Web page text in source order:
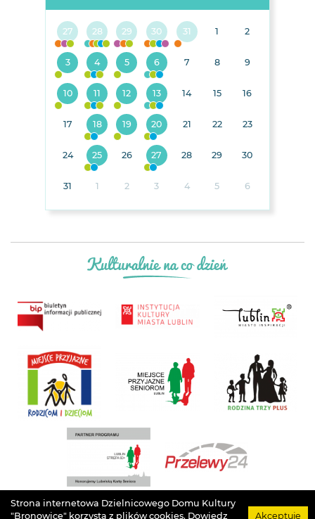
27 28 29 30 31 1 2
3 4 5 6 7 8 9
10 11 12 13 14 15 16
17 18 19 20 21 22 23
24 25 26 27 28 29 30
31 1 2 3 4 5 6
Projekt Łukasz Drozd. Grafika Agata Szargot . Implementacja Arteneo. Prawa
Strona internetowa Dzielnicowego Domu Kultury
"Bronowice" korzysta z plików cookies. Dowiedz Akceptuję